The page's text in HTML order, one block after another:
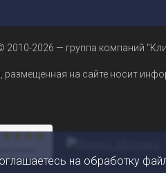
2010-2026 — группа компаний
на сайте носит
на обработку